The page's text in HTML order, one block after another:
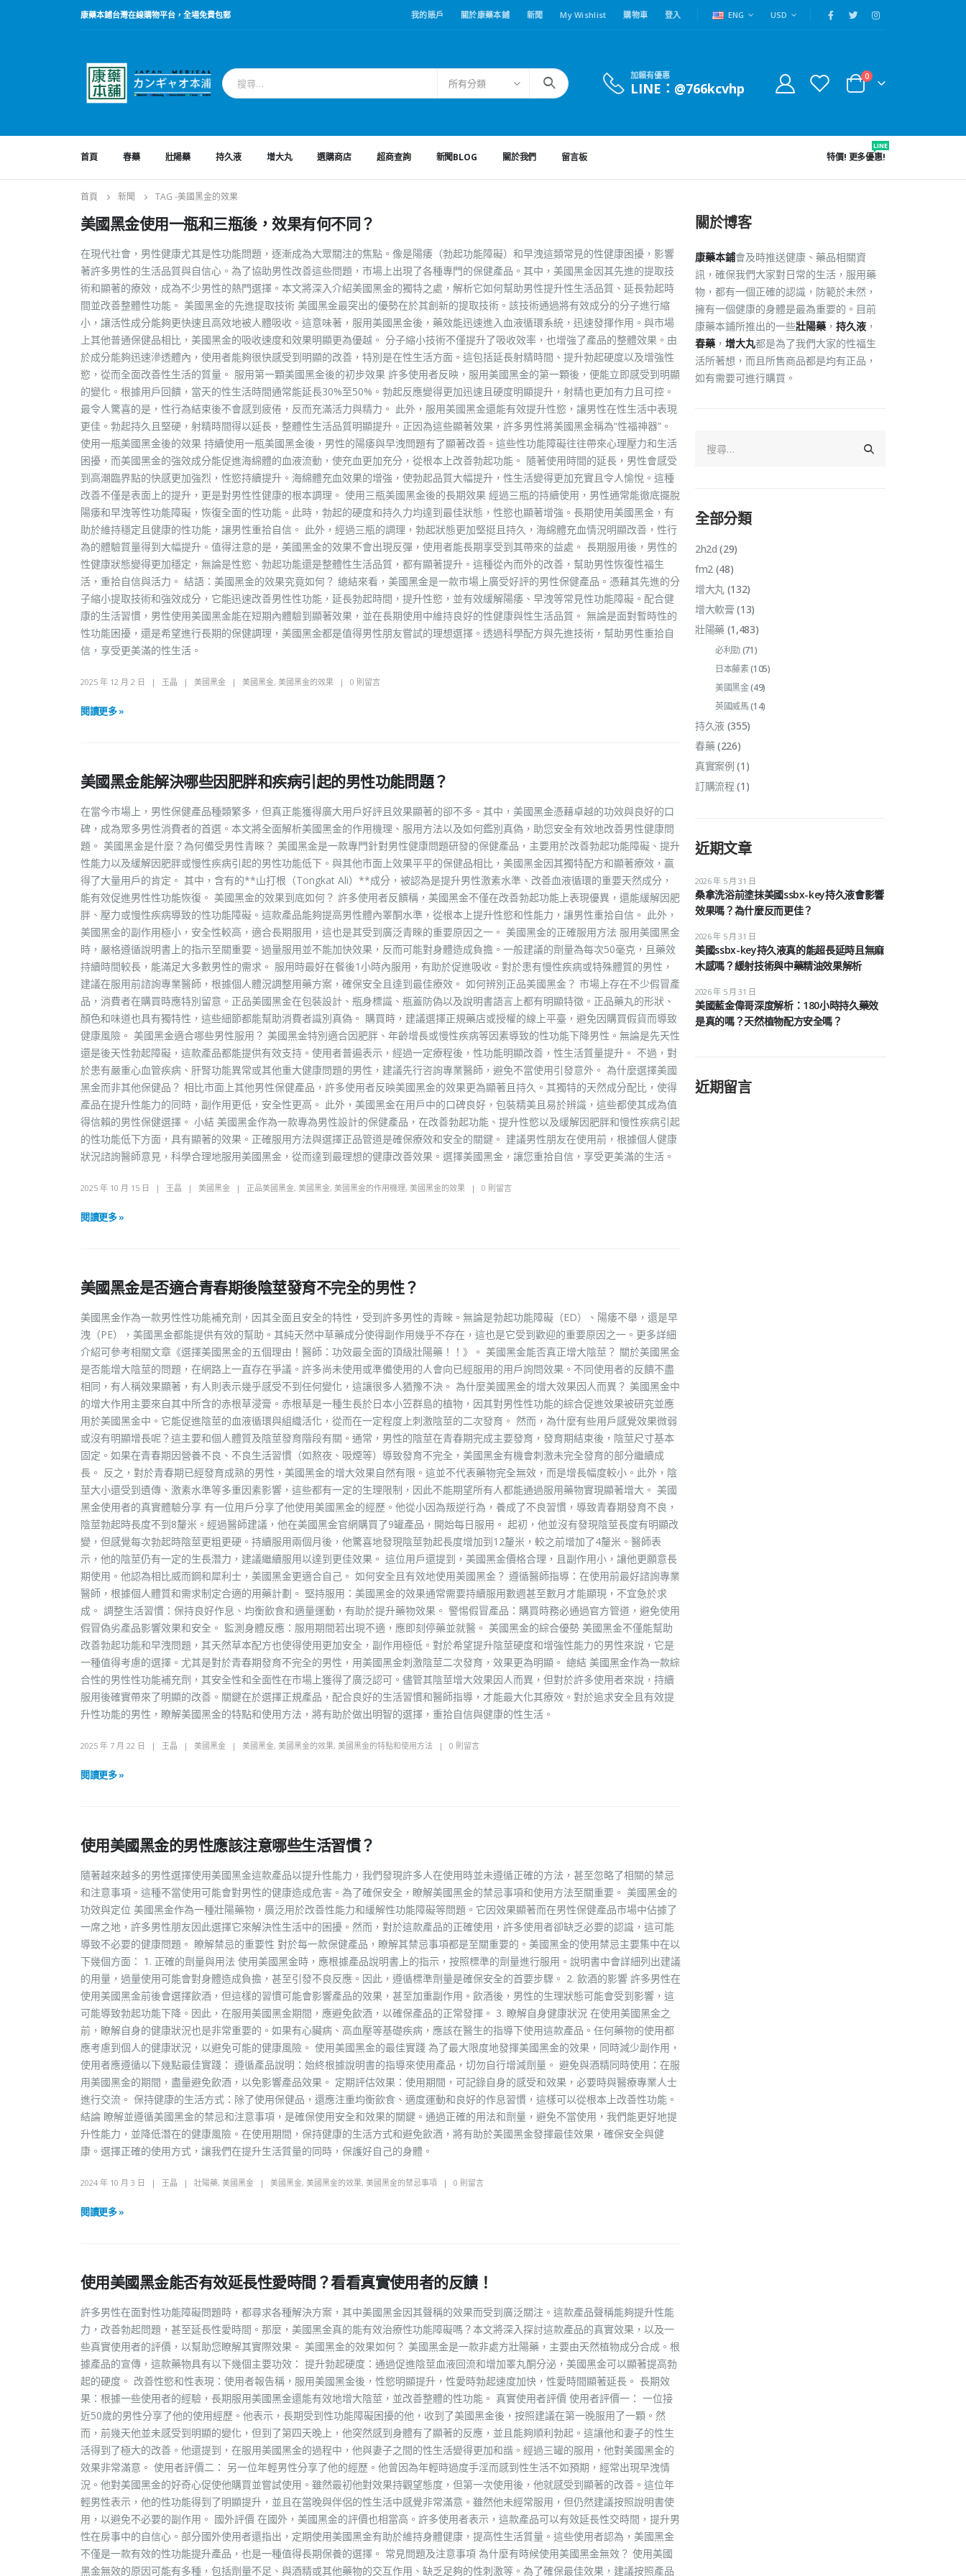
康藥本鋪台灣在線購物平台，全場免費包郵 我的賬戶 關於康藥本鋪 新聞 My Wishlist 購物車 登入 ENG USD
所有分類
加賴有優惠
LINE：@766kcvhp
0
首頁 春藥 壯陽藥 持久液 增大丸 選購商店 超商查詢 新聞BLOG 關於我們 留言板 特價! 更多優惠!
LINE
首頁 新聞 TAG -美國黑金的效果
美國黑金使用一瓶和三瓶後，效果有何不同？
在現代社會，男性健康尤其是性功能問題，逐漸成為大眾關注的焦點。像是陽痿（勃起功能障礙）和早洩這類常見的性健康困擾，影響
著許多男性的生活品質與自信心。為了協助男性改善這些問題，市場上出現了各種專門的保健產品。其中，美國黑金因其先進的提取技
術和顯著的療效，成為不少男性的熱門選擇。本文將深入介紹美國黑金的獨特之處，解析它如何幫助男性提升性生活品質、延長勃起時
間並改善整體性功能。 美國黑金的先進提取技術 美國黑金最突出的優勢在於其創新的提取技術。該技術通過將有效成分的分子進行縮
小，讓活性成分能夠更快速且高效地被人體吸收。這意味著，服用美國黑金後，藥效能迅速進入血液循環系統，迅速發揮作用。與市場
上其他普通保健品相比，美國黑金的吸收速度和效果明顯更為優越。 分子縮小技術不僅提升了吸收效率，也增強了產品的整體效果。由
於成分能夠迅速滲透體內，使用者能夠很快感受到明顯的改善，特別是在性生活方面。這包括延長射精時間、提升勃起硬度以及增強性
慾，從而全面改善性生活的質量。 服用第一顆美國黑金後的初步效果 許多使用者反映，服用美國黑金的第一顆後，便能立即感受到明顯
的變化。根據用戶回饋，當天的性生活時間通常能延長30%至50%。勃起反應變得更加迅速且硬度明顯提升，射精也更加有力且可控。
最令人驚喜的是，性行為結束後不會感到疲倦，反而充滿活力與精力。 此外，服用美國黑金還能有效提升性慾，讓男性在性生活中表現
更佳。勃起持久且堅硬，射精時間得以延長，整體性生活品質明顯提升。正因為這些顯著效果，許多男性將美國黑金稱為“性福神器”。
使用一瓶美國黑金後的效果 持續使用一瓶美國黑金後，男性的陽痿與早洩問題有了顯著改善。這些性功能障礙往往帶來心理壓力和生活
困擾，而美國黑金的強效成分能促進海綿體的血液流動，使充血更加充分，從根本上改善勃起功能。 隨著使用時間的延長，男性會感受
到高潮臨界點的快感更加強烈，性慾持續提升。海綿體充血效果的增強，使勃起品質大幅提升，性生活變得更加充實且令人愉悅。這種
改善不僅是表面上的提升，更是對男性性健康的根本調理。 使用三瓶美國黑金後的長期效果 經過三瓶的持續使用，男性通常能徹底擺脫
陽痿和早洩等性功能障礙，恢復全面的性功能。此時，勃起的硬度和持久力均達到最佳狀態，性慾也顯著增強。長期使用美國黑金，有
助於維持穩定且健康的性功能，讓男性重拾自信。 此外，經過三瓶的調理，勃起狀態更加堅挺且持久，海綿體充血情況明顯改善，性行
為的體驗質量得到大幅提升。值得注意的是，美國黑金的效果不會出現反彈，使用者能長期享受到其帶來的益處。 長期服用後，男性的
性健康狀態變得更加穩定，無論是性慾、勃起功能還是整體性生活品質，都有顯著提升。這種從內而外的改善，幫助男性恢復性福生
活，重拾自信與活力。 結語：美國黑金的效果究竟如何？ 總結來看，美國黑金是一款市場上廣受好評的男性保健產品。憑藉其先進的分
子縮小提取技術和強效成分，它能迅速改善男性性功能，延長勃起時間，提升性慾，並有效緩解陽痿、早洩等常見性功能障礙。配合健
康的生活習慣，男性使用美國黑金能在短期內體驗到顯著效果，並在長期使用中維持良好的性健康與性生活品質。 無論是面對暫時性的
性功能困擾，還是希望進行長期的保健調理，美國黑金都是值得男性朋友嘗試的理想選擇。透過科學配方與先進技術，幫助男性重拾自
信，享受更美滿的性生活。
2025 年 12 月 2 日 王晶 美國黑金 美國黑金, 美國黑金的效果 0 則留言
閱讀更多 »
美國黑金能解決哪些因肥胖和疾病引起的男性功能問題？
在當今市場上，男性保健產品種類繁多，但真正能獲得廣大用戶好評且效果顯著的卻不多。其中，美國黑金憑藉卓越的功效與良好的口
碑，成為眾多男性消費者的首選。本文將全面解析美國黑金的作用機理、服用方法以及如何鑑別真偽，助您安全有效地改善男性健康問
題。 美國黑金是什麼？為何備受男性青睞？ 美國黑金是一款專門針對男性健康問題研發的保健產品，主要用於改善勃起功能障礙、提升
性能力以及緩解因肥胖或慢性疾病引起的男性功能低下。與其他市面上效果平平的保健品相比，美國黑金因其獨特配方和顯著療效，贏
得了大量用戶的肯定。 其中，含有的**山打根（Tongkat Ali）**成分，被認為是提升男性激素水準、改善血液循環的重要天然成分，
能有效促進男性性功能恢復。 美國黑金的效果到底如何？ 許多使用者反饋稱，美國黑金不僅在改善勃起功能上表現優異，還能緩解因肥
胖、壓力或慢性疾病導致的性功能障礙。這款產品能夠提高男性體內睪酮水準，從根本上提升性慾和性能力，讓男性重拾自信。 此外，
美國黑金的副作用極小，安全性較高，適合長期服用，這也是其受到廣泛青睞的重要原因之一。 美國黑金的正確服用方法 服用美國黑金
時，嚴格遵循說明書上的指示至關重要。過量服用並不能加快效果，反而可能對身體造成負擔。一般建議的劑量為每次50毫克，且藥效
持續時間較長，能滿足大多數男性的需求。 服用時最好在餐後1小時內服用，有助於促進吸收。對於患有慢性疾病或特殊體質的男性，
建議在服用前諮詢專業醫師，根據個人體況調整用藥方案，確保安全且達到最佳療效。 如何辨別正品美國黑金？ 市場上存在不少假冒產
品，消費者在購買時應特別留意。正品美國黑金在包裝設計、瓶身標識、瓶蓋防偽以及說明書語言上都有明顯特徵。正品藥丸的形狀、
顏色和味道也具有獨特性，這些細節都能幫助消費者識別真偽。 購買時，建議選擇正規藥店或授權的線上平臺，避免因購買假貨而導致
健康風險。 美國黑金適合哪些男性服用？ 美國黑金特別適合因肥胖、年齡增長或慢性疾病等因素導致的性功能下降男性。無論是先天性
還是後天性勃起障礙，這款產品都能提供有效支持。使用者普遍表示，經過一定療程後，性功能明顯改善，性生活質量提升。 不過，對
於患有嚴重心血管疾病、肝腎功能異常或其他重大健康問題的男性，建議先行咨詢專業醫師，避免不當使用引發意外。 為什麼選擇美國
黑金而非其他保健品？ 相比市面上其他男性保健產品，許多使用者反映美國黑金的效果更為顯著且持久。其獨特的天然成分配比，使得
產品在提升性能力的同時，副作用更低，安全性更高。 此外，美國黑金在用戶中的口碑良好，包裝精美且易於辨識，這些都使其成為值
得信賴的男性保健選擇。 小結 美國黑金作為一款專為男性設計的保健產品，在改善勃起功能、提升性慾以及緩解因肥胖和慢性疾病引起
的性功能低下方面，具有顯著的效果。正確服用方法與選擇正品管道是確保療效和安全的關鍵。 建議男性朋友在使用前，根據個人健康
狀況諮詢醫師意見，科學合理地服用美國黑金，從而達到最理想的健康改善效果。選擇美國黑金，讓您重拾自信，享受更美滿的生活。
2025 年 10 月 15 日 王晶 美國黑金 正品美國黑金, 美國黑金, 美國黑金的作用機理, 美國黑金的效果 0 則留言
閱讀更多 »
美國黑金是否適合青春期後陰莖發育不完全的男性？
美國黑金作為一款男性性功能補充劑，因其全面且安全的特性，受到許多男性的青睞。無論是勃起功能障礙（ED）、陽痿不舉，還是早
洩（PE），美國黑金都能提供有效的幫助。其純天然中草藥成分使得副作用幾乎不存在，這也是它受到歡迎的重要原因之一。更多詳細
介紹可參考相關文章《選擇美國黑金的五個理由！醫師：功效最全面的頂級壯陽藥！！》。 美國黑金能否真正增大陰莖？ 關於美國黑金
是否能增大陰莖的問題，在網路上一直存在爭議。許多尚未使用或準備使用的人會向已經服用的用戶詢問效果。不同使用者的反饋不盡
相同，有人稱效果顯著，有人則表示幾乎感受不到任何變化，這讓很多人猶豫不決。 為什麼美國黑金的增大效果因人而異？ 美國黑金中
的增大作用主要來自其中所含的赤根草浸膏。赤根草是一種生長於日本小笠群島的植物，因其對男性性功能的綜合促進效果被研究並應
用於美國黑金中。它能促進陰莖的血液循環與組織活化，從而在一定程度上刺激陰莖的二次發育。 然而，為什麼有些用戶感覺效果微弱
或沒有明顯增長呢？這主要和個人體質及陰莖發育階段有關。通常，男性的陰莖在青春期完成主要發育，發育期結束後，陰莖尺寸基本
固定。如果在青春期因營養不良、不良生活習慣（如熬夜、吸煙等）導致發育不完全，美國黑金有機會刺激未完全發育的部分繼續成
長。 反之，對於青春期已經發育成熟的男性，美國黑金的增大效果自然有限。這並不代表藥物完全無效，而是增長幅度較小。此外，陰
莖大小還受到遺傳、激素水準等多重因素影響，這些都有一定的生理限制，因此不能期望所有人都能通過服用藥物實現顯著增大。 美國
黑金使用者的真實體驗分享 有一位用戶分享了他使用美國黑金的經歷。他從小因為叛逆行為，養成了不良習慣，導致青春期發育不良，
陰莖勃起時長度不到8釐米。經過醫師建議，他在美國黑金官網購買了9罐產品，開始每日服用。 起初，他並沒有發現陰莖長度有明顯改
變，但感覺每次勃起時陰莖更粗更硬。持續服用兩個月後，他驚喜地發現陰莖勃起長度增加到12釐米，較之前增加了4釐米。醫師表
示，他的陰莖仍有一定的生長潛力，建議繼續服用以達到更佳效果。 這位用戶還提到，美國黑金價格合理，且副作用小，讓他更願意長
期使用。他認為相比威而鋼和犀利士，美國黑金更適合自己。 如何安全且有效地使用美國黑金？ 遵循醫師指導：在使用前最好諮詢專業
醫師，根據個人體質和需求制定合適的用藥計劃。 堅持服用：美國黑金的效果通常需要持續服用數週甚至數月才能顯現，不宜急於求
成。 調整生活習慣：保持良好作息、均衡飲食和適量運動，有助於提升藥物效果。 警惕假冒產品：購買時務必通過官方管道，避免使用
假冒偽劣產品影響效果和安全。 監測身體反應：服用期間若出現不適，應即刻停藥並就醫。 美國黑金的綜合優勢 美國黑金不僅能幫助
改善勃起功能和早洩問題，其天然草本配方也使得使用更加安全，副作用極低。對於希望提升陰莖硬度和增強性能力的男性來說，它是
一種值得考慮的選擇。尤其是對於青春期發育不完全的男性，用美國黑金刺激陰莖二次發育，效果更為明顯。 總結 美國黑金作為一款綜
合性的男性性功能補充劑，其安全性和全面性在市場上獲得了廣泛認可。儘管其陰莖增大效果因人而異，但對於許多使用者來說，持續
服用後確實帶來了明顯的改善。關鍵在於選擇正規產品，配合良好的生活習慣和醫師指導，才能最大化其療效。對於追求安全且有效提
升性功能的男性，瞭解美國黑金的特點和使用方法，將有助於做出明智的選擇，重拾自信與健康的性生活。
2025 年 7 月 22 日 王晶 美國黑金 美國黑金, 美國黑金的效果, 美國黑金的特點和使用方法 0 則留言
閱讀更多 »
使用美國黑金的男性應該注意哪些生活習慣？
隨著越來越多的男性選擇使用美國黑金這款產品以提升性能力，我們發現許多人在使用時並未遵循正確的方法，甚至忽略了相關的禁忌
和注意事項。這種不當使用可能會對男性的健康造成危害。為了確保安全，瞭解美國黑金的禁忌事項和使用方法至關重要。 美國黑金的
功效與定位 美國黑金作為一種壯陽藥物，廣泛用於改善性能力和緩解性功能障礙等問題。它因效果顯著而在男性保健產品市場中佔據了
一席之地，許多男性朋友因此選擇它來解決性生活中的困擾。然而，對於這款產品的正確使用，許多使用者卻缺乏必要的認識，這可能
導致不必要的健康問題。 瞭解禁忌的重要性 對於每一款保健產品，瞭解其禁忌事項都是至關重要的。美國黑金的使用禁忌主要集中在以
下幾個方面： 1. 正確的劑量與用法 使用美國黑金時，應根據產品說明書上的指示，按照標準的劑量進行服用。說明書中會詳細列出建議
的用量，過量使用可能會對身體造成負擔，甚至引發不良反應。因此，遵循標準劑量是確保安全的首要步驟。 2. 飲酒的影響 許多男性在
使用美國黑金前後會選擇飲酒，但這樣的習慣可能會影響產品的效果，甚至加重副作用。飲酒後，男性的生理狀態可能會受到影響，這
可能導致勃起功能下降。因此，在服用美國黑金期間，應避免飲酒，以確保產品的正常發揮。 3. 瞭解自身健康狀況 在使用美國黑金之
前，瞭解自身的健康狀況也是非常重要的。如果有心臟病、高血壓等基礎疾病，應該在醫生的指導下使用這款產品。任何藥物的使用都
應考慮到個人的健康狀況，以避免可能的健康風險。 使用美國黑金的最佳實踐 為了最大限度地發揮美國黑金的效果，同時減少副作用，
使用者應遵循以下幾點最佳實踐： 遵循產品說明：始終根據說明書的指導來使用產品，切勿自行增減劑量。 避免與酒精同時使用：在服
用美國黑金的期間，盡量避免飲酒，以免影響產品效果。 定期評估效果：使用期間，可記錄自身的感受和效果，必要時與醫療專業人士
進行交流。 保持健康的生活方式：除了使用保健品，還應注重均衡飲食、適度運動和良好的作息習慣，這樣可以從根本上改善性功能。
結論 瞭解並遵循美國黑金的禁忌和注意事項，是確保使用安全和效果的關鍵。通過正確的用法和劑量，避免不當使用，我們能更好地提
升性能力，並降低潛在的健康風險。在使用期間，保持健康的生活方式和避免飲酒，將有助於美國黑金發揮最佳效果，確保安全與健
康。選擇正確的使用方式，讓我們在提升生活質量的同時，保護好自己的身體。
2024 年 10 月 3 日 王晶 壯陽藥, 美國黑金 美國黑金, 美國黑金的效果, 美國黑金的禁忌事項 0 則留言
閱讀更多 »
使用美國黑金能否有效延長性愛時間？看看真實使用者的反饋！
許多男性在面對性功能障礙問題時，都尋求各種解決方案，其中美國黑金因其聲稱的效果而受到廣泛關注。這款產品聲稱能夠提升性能
力，改善勃起問題，甚至延長性愛時間。那麼，美國黑金真的能有效治療性功能障礙嗎？本文將深入探討這款產品的真實效果，以及一
些真實使用者的評價，以幫助您瞭解其實際效果。 美國黑金的效果如何？ 美國黑金是一款非處方壯陽藥，主要由天然植物成分合成。根
據產品的宣傳，這款藥物具有以下幾個主要功效： 提升勃起硬度：通過促進陰莖血液回流和增加睪丸酮分泌，美國黑金可以顯著提高勃
起的硬度。 改善性慾和性表現：使用者報告稱，服用美國黑金後，性慾明顯提升，性愛時勃起速度加快，性愛時間顯著延長。 長期效
果：根據一些使用者的經驗，長期服用美國黑金還能有效地增大陰莖，並改善整體的性功能。 真實使用者評價 使用者評價一： 一位接
近50歲的男性分享了他的使用經歷。他表示，長期受到性功能障礙困擾的他，收到了美國黑金後，按照建議在第一晚服用了一顆。然
而，前幾天他並未感受到明顯的變化，但到了第四天晚上，他突然感到身體有了顯著的反應，並且能夠順利勃起。這讓他和妻子的性生
活得到了極大的改善。他還提到，在服用美國黑金的過程中，他與妻子之間的性生活變得更加和諧。經過三罐的服用，他對美國黑金的
效果非常滿意。 使用者評價二： 另一位年輕男性分享了他的經歷。他曾因為年輕時過度手淫而感到性生活不如預期，經常出現早洩情
況。他對美國黑金的好奇心促使他購買並嘗試使用。雖然最初他對效果持觀望態度，但第一次使用後，他就感受到顯著的改善。這位年
輕男性表示，他的性功能得到了明顯提升，並且在當晚與伴侶的性生活中感覺非常滿意。雖然他未經常服用，但仍然建議按照說明書使
用，以避免不必要的副作用。 國外評價 在國外，美國黑金的評價也相當高。許多使用者表示，這款產品可以有效延長性交時間，提升男
性在房事中的自信心。部分國外使用者還指出，定期使用美國黑金有助於維持身體健康，提高性生活質量。這些使用者認為，美國黑金
不僅是一款有效的性功能提升產品，也是一種值得長期保養的選擇。 常見問題及注意事項 為什麼有時候使用美國黑金無效？ 使用美國
黑金無效的原因可能有多種，包括劑量不足、與酒精或其他藥物的交互作用、缺乏足夠的性刺激等。為了確保最佳效果，建議按照產品
關於博客
康藥本鋪會及時推送健康、藥品相關資
訊，確保我們大家對日常的生活，服用藥
物，都有一個正確的認識，防範於未然，
擁有一個健康的身體是最為重要的。目前
康藥本鋪所推出的一些壯陽藥 ， 持久液 ，
春藥 ， 增大丸都是為了我們大家的性福生
活所著想，而且所售商品都是均有正品，
如有需要可進行購買。
全部分類
2h2d (29)
fm2(48)
增大丸(132)
增大軟膏 (13)
壯陽藥(1,483)
必利勁(71)
日本藤素(105)
美國黑金(49)
英國威馬(14)
持久液(355)
春藥(226)
真實案例 (1)
訂購流程 (1)
近期文章
桑拿洗浴前塗抹美國ssbx-key持久液會影響
效果嗎？為什麼反而更佳？
2026 年 5 月 31 日
美國ssbx-key持久液真的能超長延時且無麻
木感嗎？緩射技術與中藥精油效果解析
2026 年 5 月 31 日
美國藍金偉哥深度解析：180小時持久藥效
是真的嗎？天然植物配方安全嗎？
2026 年 5 月 31 日
近期留言